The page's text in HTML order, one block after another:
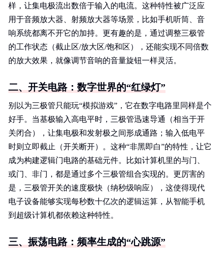
样，让集电极流出数倍于输入的电流。这种特性被广泛应
用于音频放大器、射频放大器等场景，比如手机听筒、音
响系统都离不开它的加持。更有趣的是，通过调整三极管
的工作状态（截止区/放大区/饱和区），还能实现不同倍数
的放大效果，就像调节音响的音量旋钮一样灵活。
二、开关电路：数字世界的“红绿灯”
别以为三极管只能玩“模拟游戏”，它在数字电路里同样是个
好手。当基极输入高电平时，三极管迅速导通（相当于开
关闭合），让集电极和发射极之间形成通路；输入低电平
时则立即截止（开关断开）。这种“非黑即白”的特性，让它
成为构建逻辑门电路的基础元件。比如计算机里的与门、
或门、非门，都是通过多个三极管组合实现的。更厉害的
是，三极管开关的速度极快（纳秒级响应），这使得现代
电子设备能够实现每秒数十亿次的逻辑运算，从智能手机
到超级计算机都依赖这种特性。
三、振荡电路：频率生成的“心跳源”